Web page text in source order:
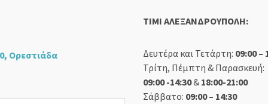
Ορεστιάδα
TIMI ΑΛΕΞΑΝΔΡΟΥΠΟΛΗ:
Δευτέρα και Τετάρτη: 09:00 –
Τρίτη, Πέμπτη & Παρασκευή:
09:00 -14:30& 18:00-21:00
Σάββατο: 09:00 – 14:30